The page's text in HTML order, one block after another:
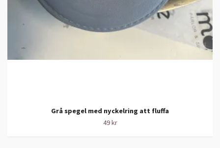
Grå spegel med nyckelring att fluffa
49 kr